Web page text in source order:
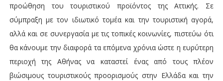
προώθηση του τουριστικού προϊόντος της Αττικής. Σε
σύμπραξη με τον ιδιωτικό τομέα και την τουριστική αγορά,
αλλά και σε συνεργασία με τις τοπικές κοινωνίες, πιστεύω ότι
θα κάνουμε την διαφορά τα επόμενα χρόνια ώστε η ευρύτερη
περιοχή της Αθήνας να καταστεί ένας από τους πλέον
βιώσιμους τουριστικούς προορισμούς στην Ελλάδα και την